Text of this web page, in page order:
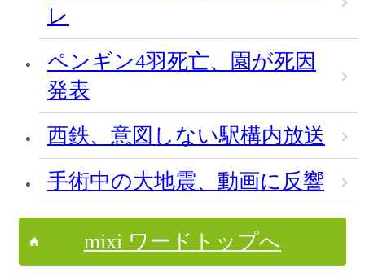
レ
ペンギン4羽死亡、園が死因
発表
西鉄、意図しない駅構内放送
手術中の大地震、動画に反響
mixi ワードトップへ